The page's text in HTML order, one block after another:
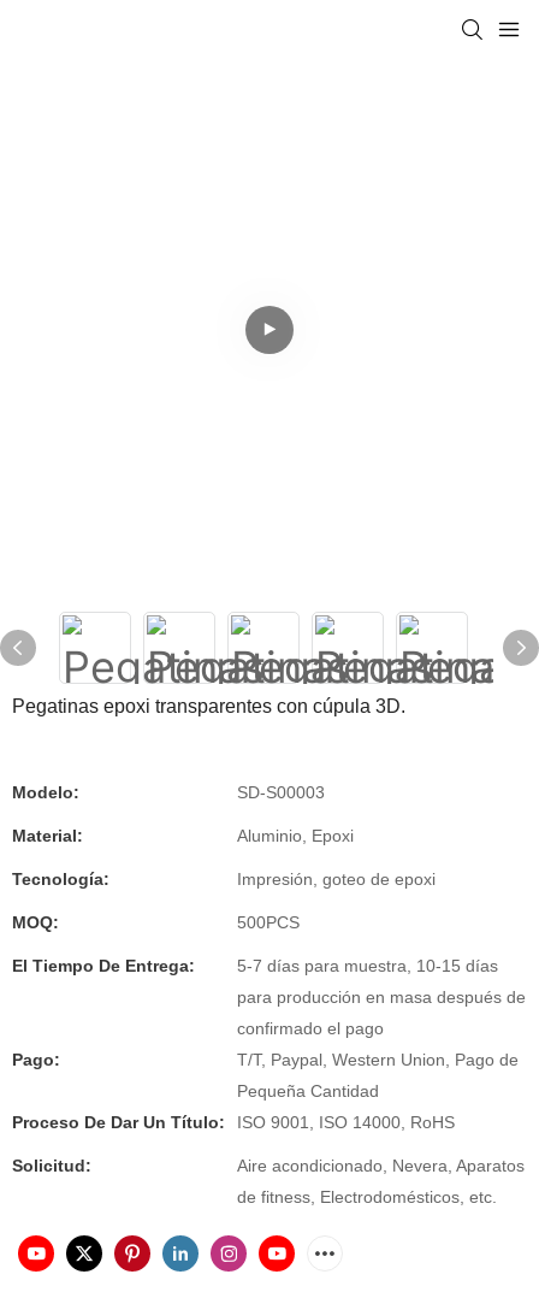
Pegatinas epoxi transparentes con cúpula 3D.
Modelo: SD-S00003
Material: Aluminio, Epoxi
Tecnología: Impresión, goteo de epoxi
MOQ: 500PCS
El Tiempo De Entrega:
5-7 días para muestra, 10-15 días
para producción en masa después de
confirmado el pago
Pago:
T/T, Paypal, Western Union, Pago de
Pequeña Cantidad
Proceso De Dar Un Título:
ISO 9001, ISO 14000, RoHS
Solicitud:
Aire acondicionado, Nevera, Aparatos
de fitness, Electrodomésticos, etc.